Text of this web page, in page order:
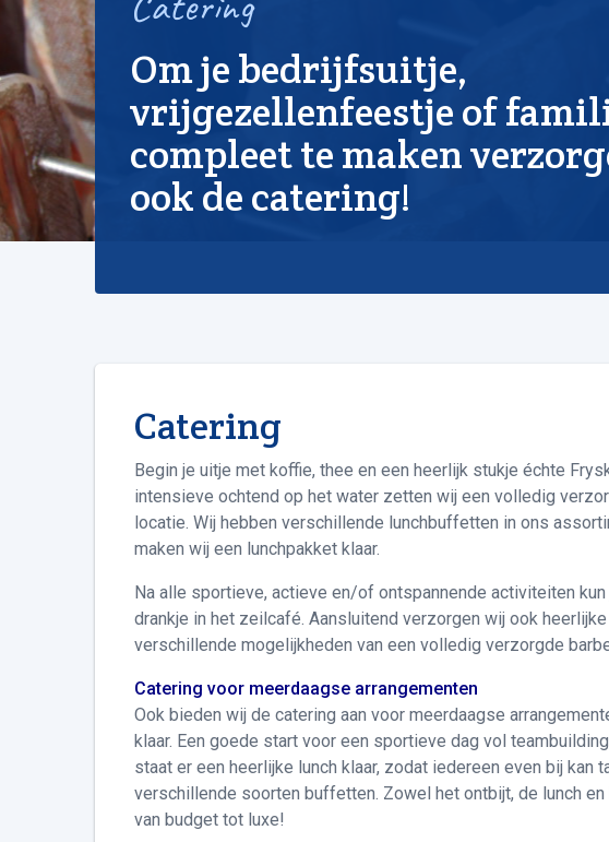
Om je bedrijfsuitje,
vrijgezellenfeestje of
compleet te maken
ook de catering!
Catering
Begin je uitje met koffie, thee en een heerlijk stukje échte
intensieve ochtend op het water zetten wij een volledig
locatie. Wij hebben verschillende lunchbuffetten in ons
maken wij een lunchpakket klaar.
Na alle sportieve, actieve en/of ontspannende activiteiten
drankje in het zeilcafé. Aansluitend verzorgen wij ook
verschillende mogelijkheden van een volledig verzorgde
Catering voor meerdaagse arrangementen
Ook bieden wij de catering aan voor meerdaagse
klaar. Een goede start voor een sportieve dag vol
staat er een heerlijke lunch klaar, zodat iedereen even bij kan
verschillende soorten buffetten. Zowel het ontbijt, de lunch
van budget tot luxe!